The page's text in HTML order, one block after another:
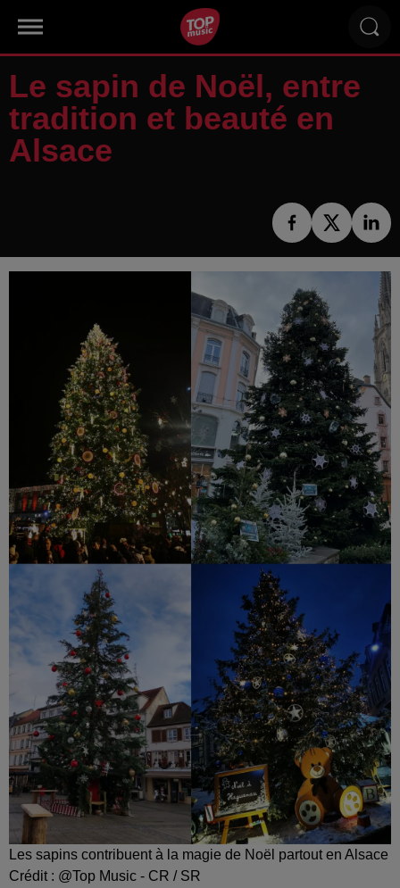
Le sapin de Noël, entre
tradition et beauté en
Alsace
Les sapins contribuent à la magie de Noël partout en Alsace
Crédit : @Top Music - CR / SR